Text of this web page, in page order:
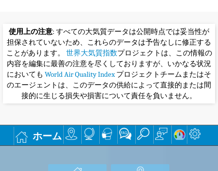
使用上の注意: すべての大気質データは公開時点では妥当性が
担保されていないため、これらのデータは予告なしに修正する
ことがあります。 世界大気質指数プロジェクトは、この情報の
内容を編集に最善の注意を尽くしておりますが、いかなる状況
においても World Air Quality Indexプロジェクトチームまたはそ
のエージェントは、このデータの供給によって直接的または間
接的に生じる損失や損害について責任を負いません。
ホーム